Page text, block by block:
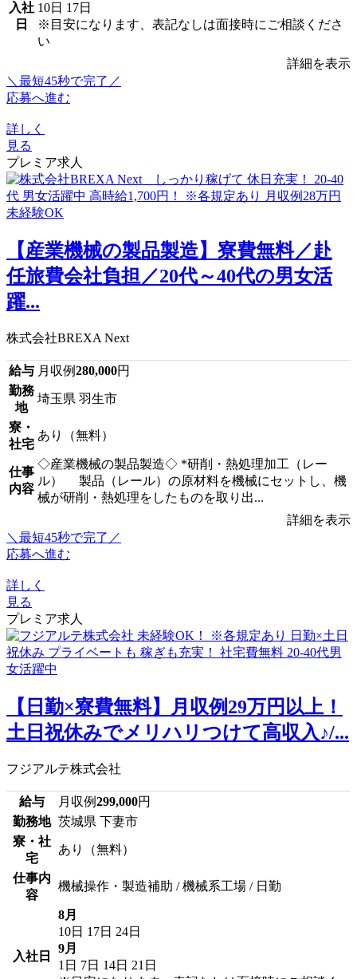
入社
日
10日 17日
※目安になります、表記なしは面接時にご相談くださ
い
詳細を表示
＼最短45秒で完了／
応募へ進む
詳しく
見る
プレミア求人
【産業機械の製品製造】寮費無料／赴
任旅費会社負担／20代～40代の男女活
躍...
株式会社BREXA Next
給与 月収例280,000円
勤務
地
埼玉県 羽生市
寮・
社宅
あり（無料）
仕事
内容
◇産業機械の製品製造◇ *研削・熱処理加工（レー
ル） 製品（レール）の原材料を機械にセットし、機
械が研削・熱処理をしたものを取り出...
詳細を表示
＼最短45秒で完了／
応募へ進む
詳しく
見る
プレミア求人
【日勤×寮費無料】月収例29万円以上！
土日祝休みでメリハリつけて高収入♪/...
フジアルテ株式会社
給与 月収例299,000円
勤務地 茨城県 下妻市
寮・社
宅
あり（無料）
仕事内
容
機械操作・製造補助 / 機械系工場 / 日勤
入社日
8月
10日 17日 24日
9月
1日 7日 14日 21日